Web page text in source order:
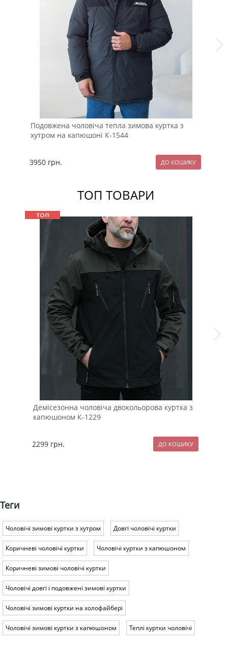
Подовжена чоловіча тепла зимова куртка з
хутром на капюшоні К-1544
3950 грн.
ТОП ТОВАРИ
Демісезонна чоловіча двокольорова куртка з
капюшоном К-1229
2299 грн.
Теги
Чоловічі зимові куртки з хутром Довгі чоловічі куртки
Коричневі чоловічі куртки Чоловічі куртки з капюшоном
Коричневі зимові чоловічі куртки
Чоловічі довгі і подовжені зимові куртки
Чоловічі зимові куртки на холофайбері
Чоловічі зимові куртки з капюшоном Теплі куртки чоловічі